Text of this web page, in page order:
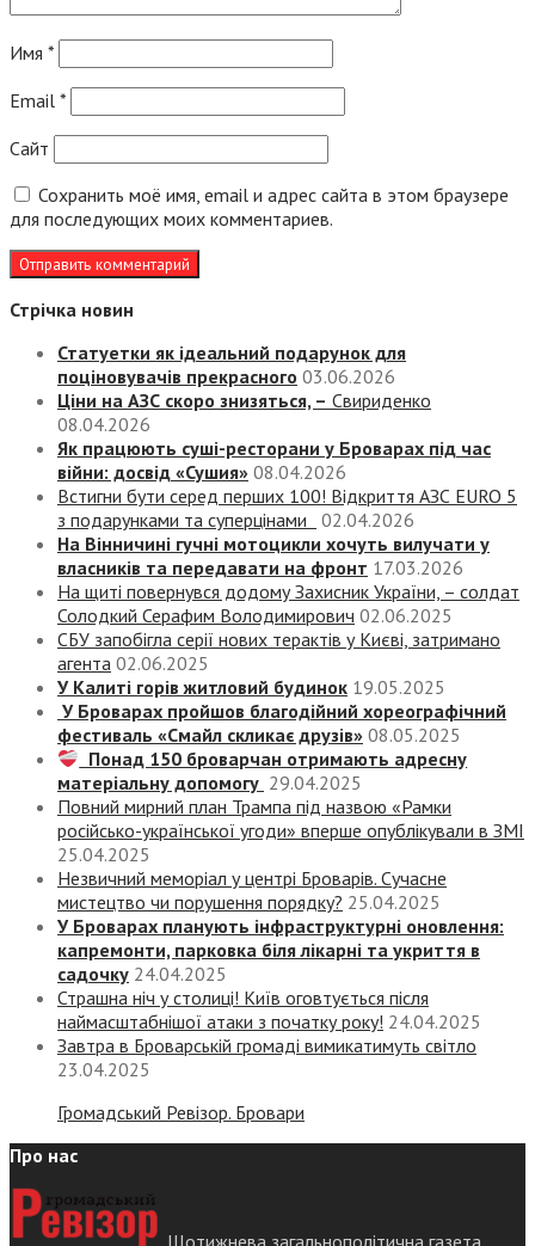
Имя *
Email *
Сайт
Сохранить моё имя, email и адрес сайта в этом браузере
для последующих моих комментариев.
Стрічка новин
Статуетки як ідеальний подарунок для
поціновувачів прекрасного 03.06.2026
Ціни на АЗС скоро знизяться, – Свириденко
08.04.2026
Як працюють суші-ресторани у Броварах під час
війни: досвід «Сушия» 08.04.2026
Встигни бути серед перших 100! Відкриття АЗС EURO 5
з подарунками та суперцінами
02.04.2026
На Вінничині гучні мотоцикли хочуть вилучати у
власників та передавати на фронт 17.03.2026
На щиті повернувся додому Захисник України, – солдат
Солодкий Серафим Володимирович 02.06.2025
СБУ запобігла серії нових терактів у Києві, затримано
агента 02.06.2025
У Калиті горів житловий будинок 19.05.2025
У Броварах пройшов благодійний хореографічний
фестиваль «Смайл скликає друзів» 08.05.2025
Понад 150 броварчан отримають адресну
матеріальну допомогу 29.04.2025
Повний мирний план Трампа під назвою «‎Рамки
російсько-української угоди» вперше опублікували в ЗМІ
25.04.2025
Незвичний меморіал у центрі Броварів. Сучасне
мистецтво чи порушення порядку? 25.04.2025
У Броварах планують інфраструктурні оновлення:
капремонти, парковка біля лікарні та укриття в
садочку 24.04.2025
Страшна ніч у столиці! Київ оговтується після
наймасштабнішої атаки з початку року! 24.04.2025
Завтра в Броварській громаді вимикатимуть світло
23.04.2025
Громадський Ревізор. Бровари
Про нас